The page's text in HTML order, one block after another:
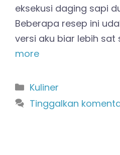
eksekusi daging sapi
Beberapa resep ini
versi aku biar lebih sat
more
Kategori
Kuliner
Tinggalkan